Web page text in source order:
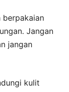
berpakaian
Jangan
jangan
kulit